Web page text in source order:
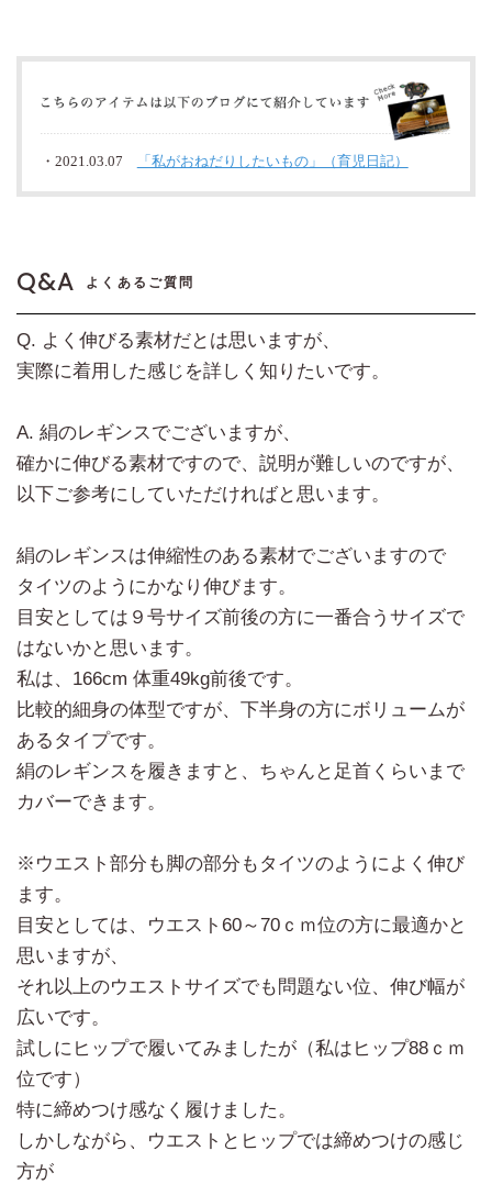
・2021.03.07 「私がおねだりしたいもの」（育児日記）
Q&A よくあるご質問
Q. よく伸びる素材だとは思いますが、
実際に着用した感じを詳しく知りたいです。
A. 絹のレギンスでございますが、
確かに伸びる素材ですので、説明が難しいのですが、
以下ご参考にしていただければと思います。
絹のレギンスは伸縮性のある素材でございますので
タイツのようにかなり伸びます。
目安としては９号サイズ前後の方に一番合うサイズで
はないかと思います。
私は、166cm 体重49kg前後です。
比較的細身の体型ですが、下半身の方にボリュームが
あるタイプです。
絹のレギンスを履きますと、ちゃんと足首くらいまで
カバーできます。
※ウエスト部分も脚の部分もタイツのようによく伸び
ます。
目安としては、ウエスト60～70ｃｍ位の方に最適かと
思いますが、
それ以上のウエストサイズでも問題ない位、伸び幅が
広いです。
試しにヒップで履いてみましたが（私はヒップ88ｃｍ
位です）
特に締めつけ感なく履けました。
しかしながら、ウエストとヒップでは締めつけの感じ
方が